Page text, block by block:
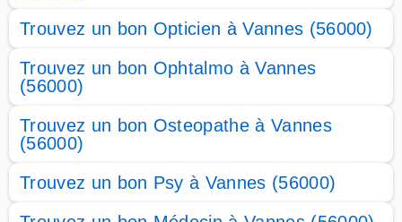
Trouvez un bon Opticien à Vannes (56000)
Trouvez un bon Ophtalmo à Vannes
(56000)
Trouvez un bon Osteopathe à Vannes
(56000)
Trouvez un bon Psy à Vannes (56000)